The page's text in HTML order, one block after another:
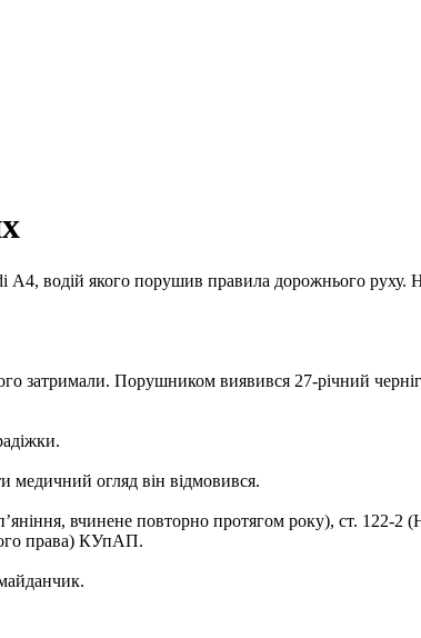
А4, водій якого порушив правила дорожнього
затримали. Порушником виявився 27-річний
медичний огляд він відмовився.
вчинене повторно протягом року), ст. 122-
права) КУпАП.